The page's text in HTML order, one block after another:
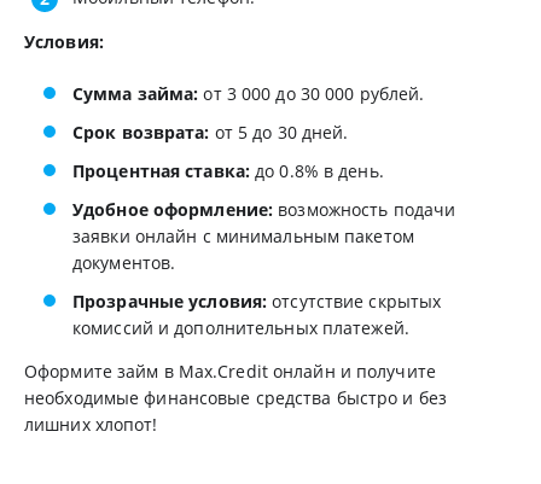
Условия:
Сумма займа: от 3 000 до 30 000 рублей.
Срок возврата: от 5 до 30 дней.
Процентная ставка: до 0.8% в день.
Удобное оформление: возможность подачи
заявки онлайн с минимальным пакетом
документов.
Прозрачные условия: отсутствие скрытых
комиссий и дополнительных платежей.
Оформите займ в Max.Credit онлайн и получите
необходимые финансовые средства быстро и без
лишних хлопот!